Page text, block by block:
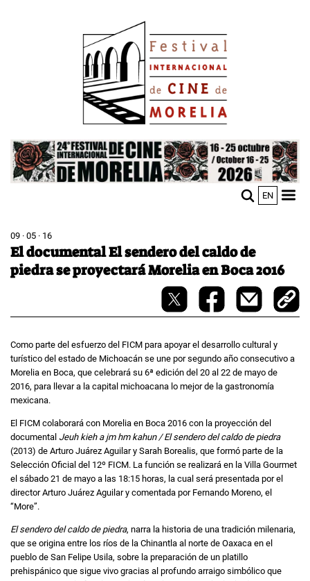
Image
EN
09 · 05 · 16
El documental El sendero del caldo de
piedra se proyectará Morelia en Boca 2016
Como parte del esfuerzo del FICM para apoyar el desarrollo cultural y
turístico del estado de Michoacán se une por segundo año consecutivo a
Morelia en Boca, que celebrará su 6ª edición del 20 al 22 de mayo de
2016, para llevar a la capital michoacana lo mejor de la gastronomía
mexicana.
El FICM colaborará con Morelia en Boca 2016 con la proyección del
documental Jeuh kieh a jm hm kahun / El sendero del caldo de piedra
(2013) de Arturo Juárez Aguilar y Sarah Borealis, que formó parte de la
Selección Oficial del 12º FICM. La función se realizará en la Villa Gourmet
el sábado 21 de mayo a las 18:15 horas, la cual será presentada por el
director Arturo Juárez Aguilar y comentada por Fernando Moreno, el
“More”.
El sendero del caldo de piedra, narra la historia de una tradición milenaria,
que se origina entre los ríos de la Chinantla al norte de Oaxaca en el
pueblo de San Felipe Usila, sobre la preparación de un platillo
prehispánico que sigue vivo gracias al profundo arraigo simbólico que